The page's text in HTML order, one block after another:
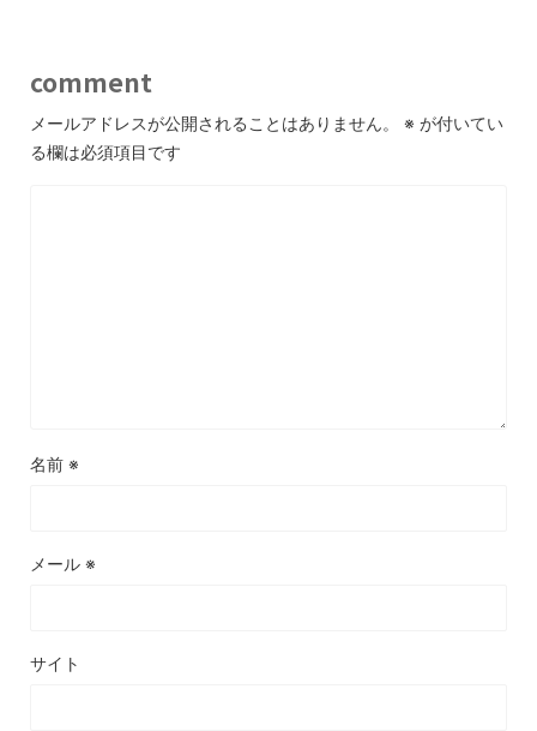
comment
メールアドレスが公開されることはありません。 ※ が付いてい
る欄は必須項目です
名前 ※
メール ※
サイト